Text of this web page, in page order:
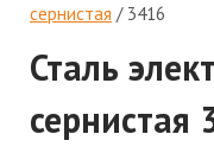
сернистая / 3416
Сталь
сернистая